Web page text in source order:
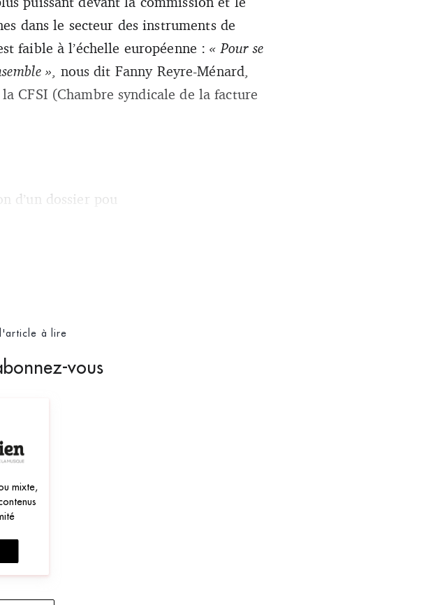
dans le secteur des instruments de
faible à l’échelle européenne :« Pour se
», nous dit Fanny Reyre-Ménard,
CFSI (Chambre syndicale de la facture
d’un dossier pou
à lire
vous
mixte,